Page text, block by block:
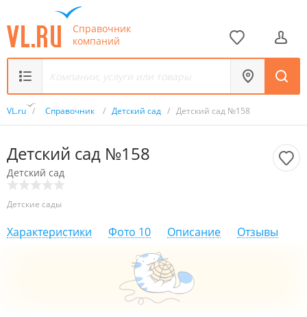
Справочник
компаний
VL.ru / Справочник / Детский сад / Детский сад №158
Детский сад №158
Детский сад
Детские сады
Характеристики Фото 10 Описание Отзывы